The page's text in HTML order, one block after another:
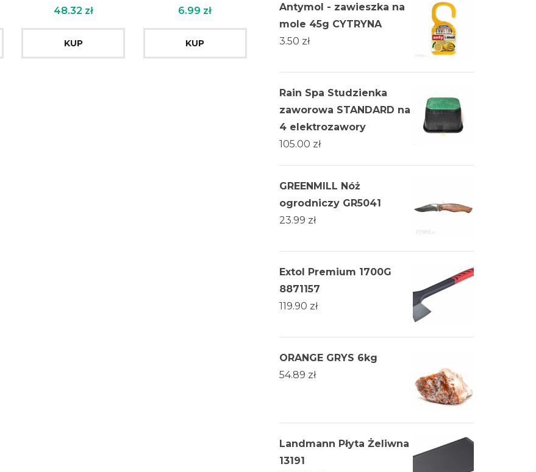
48.32 zł
KUP
6.99 zł
KUP
Antymol - zawieszka na
mole 45g CYTRYNA
3.50 zł
Rain Spa Studzienka
zaworowa STANDARD na
4 elektrozawory
105.00 zł
GREENMILL Nóż
ogrodniczy GR5041
23.99 zł
Extol Premium 1700G
8871157
119.90 zł
ORANGE GRYS 6kg
54.89 zł
Landmann Płyta Żeliwna
13191